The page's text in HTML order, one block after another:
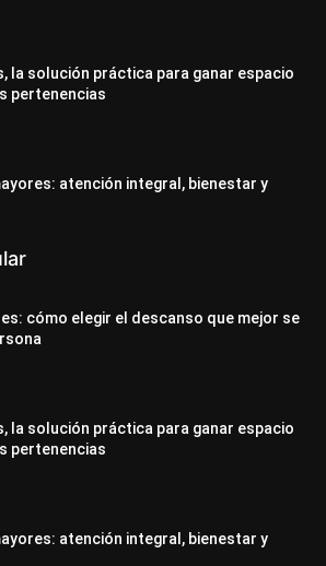
la solución práctica para ganar espacio
pertenencias
atención integral, bienestar y
cómo elegir el descanso que mejor se
la solución práctica para ganar espacio
pertenencias
atención integral, bienestar y